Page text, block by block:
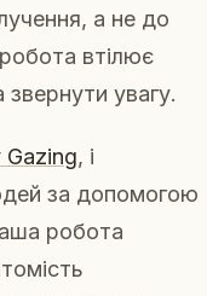
а не до
втілює
увагу.
Gazing, і
за допомогою
робота